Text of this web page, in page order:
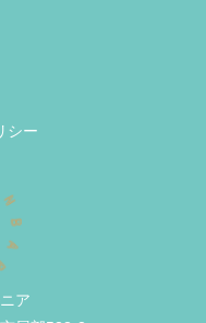
シー
ア